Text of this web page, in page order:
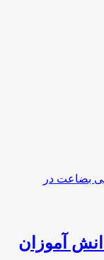
آموزان